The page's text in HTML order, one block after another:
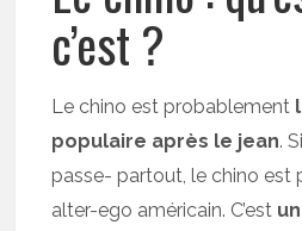
c’est ?
Le chino est probablement
populaire après le jean.
passe- partout, le chino est
alter-ego américain. C’est